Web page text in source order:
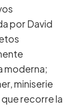
por David
moderna;
miniserie
recorre la